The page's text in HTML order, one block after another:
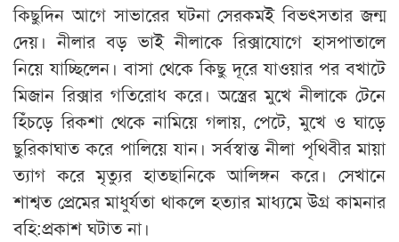
কিছুদিন আগে সাভারের ঘটনা সেরকমই বিভৎসতার জন্ম
দেয়। নীলার বড় ভাই নীলাকে রিক্সাযোগে হাসপাতালে
নিয়ে যাচ্ছিলেন। বাসা থেকে কিছু দূরে যাওয়ার পর বখাটে
মিজান রিক্সার গতিরোধ করে। অস্ত্রের মুখে নীলাকে টেনে
হিঁচড়ে রিকশা থেকে নামিয়ে গলায়, পেটে, মুখে ও ঘাড়ে
ছুরিকাঘাত করে পালিয়ে যান। সর্বস্বান্ত নীলা পৃথিবীর মায়া
ত্যাগ করে মৃত্যুর হাতছানিকে আলিঙ্গন করে। সেখানে
শাশ্বত প্রেমের মাধুর্যতা থাকলে হত্যার মাধ্যমে উগ্র কামনার
বহি:প্রকাশ ঘটাত না।